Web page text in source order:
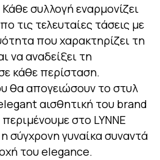
συλλογή εναρμονίζει
τις τελευταίες τάσεις με
που χαρακτηρίζει τη
να αναδείξει τη
κάθε περίσταση.
θα απογειώσουν το στυλ
αισθητική του brand
στο LYNNE
σύγχρονη γυναίκα συναντά
του elegance.